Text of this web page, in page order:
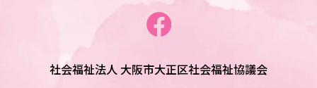
社会福祉法人 大阪市大正区社会福祉協議会